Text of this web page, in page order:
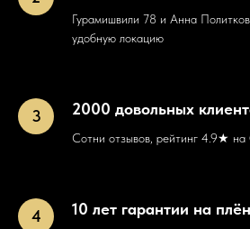
Гурамишвили 78 и Анна
удобную локацию
2000 довольных
Сотни отзывов, рейтинг 4.9★ на
10 лет гарантии на